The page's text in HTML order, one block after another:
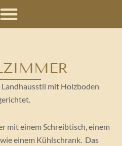
mit Holzboden
mit einem Schreibtisch, einem
einem Kühlschrank. Das